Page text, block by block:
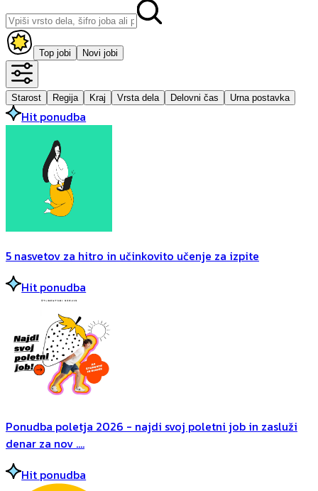
Top jobi Novi jobi
Starost Regija Kraj Vrsta dela Delovni čas Urna postavka
Hit ponudba
5 nasvetov za hitro in učinkovito učenje za izpite
Hit ponudba
Ponudba poletja 2026 - najdi svoj poletni job in zasluži
denar za nov ....
Hit ponudba